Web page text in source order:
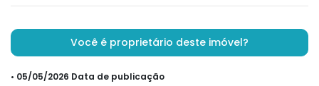
Você é proprietário deste imóvel?
• 05/05/2026 Data de publicação